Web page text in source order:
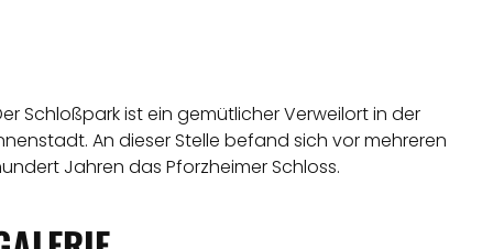
Schloßpark ist ein gemütlicher Verweilort in der
An dieser Stelle befand sich vor mehreren
Jahren das Pforzheimer Schloss.